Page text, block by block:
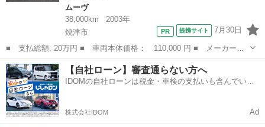
ムーヴ
38,000km
2003年
焼津市
提携サイト 7月30日
■ 支払総額: 20万円 ■ 車両本体価格： 110,000 円 ■ メーカー
名： ダイハツ ■ 車種名： ムーヴ ■ グレード名： カスタム
Ｌ オートマカスタム 走行３８０００ＫＭ ■ 排気量： 660cc ■
ドア枚...
静岡 焼津市 ムーヴ 車両
【自社ローン】審査通らない方へ
IDOMの自社ローンは税金・車検の支払いも含んでいる
株式会社IDOM Ad